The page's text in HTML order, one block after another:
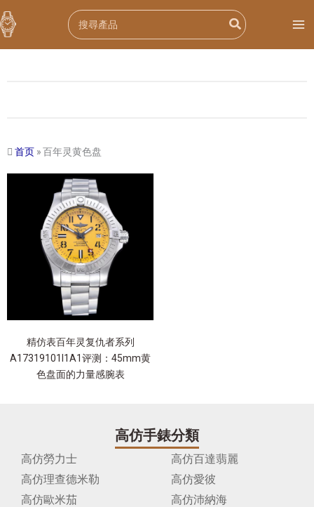
跳
至
内
Search
for:
首页 »百年灵黄色盘
精仿表百年灵复仇者系列
A17319101I1A1评测：45mm黄
色盘面的力量感腕表
高仿手錶分類
高仿勞力士
高仿百達翡麗
高仿理查德米勒
高仿愛彼
高仿歐米茄
高仿沛納海